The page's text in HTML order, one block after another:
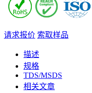
请求报价 索取样品
描述
规格
TDS/MSDS
相关文章